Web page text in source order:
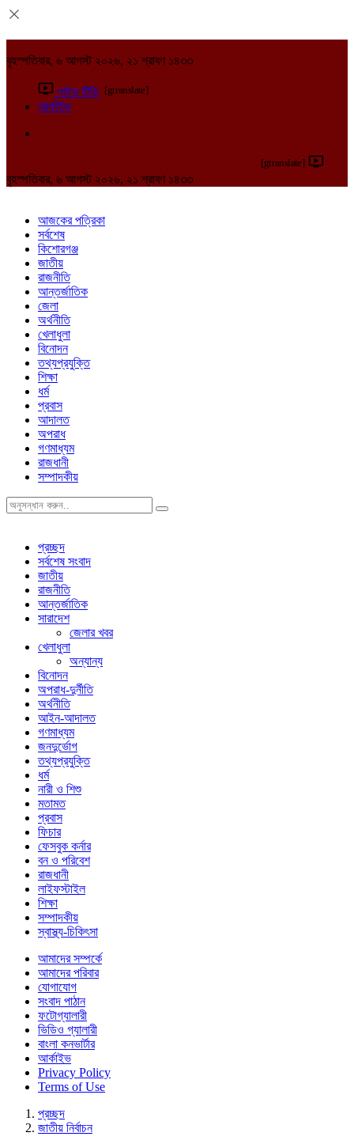
বৃহস্পতিবার, ৬ আগস্ট ২০২৬, ২১ শ্রাবণ ১৪৩৩
লাইভ টিভি [gtranslate]
আর্কাইভ
[gtranslate]
বৃহস্পতিবার, ৬ আগস্ট ২০২৬, ২১ শ্রাবণ ১৪৩৩
আজকের পত্রিকা
সর্বশেষ
কিশোরগঞ্জ
জাতীয়
রাজনীতি
আন্তর্জাতিক
জেলা
অর্থনীতি
খেলাধুলা
বিনোদন
তথ্যপ্রযুক্তি
শিক্ষা
ধর্ম
প্রবাস
আদালত
অপরাধ
গণমাধ্যম
রাজধানী
সম্পাদকীয়
প্রচ্ছদ
সর্বশেষ সংবাদ
জাতীয়
রাজনীতি
আন্তর্জাতিক
সারাদেশ
জেলার খবর
খেলাধুলা
অন্যান্য
বিনোদন
অপরাধ-দুর্নীতি
অর্থনীতি
আইন-আদালত
গণমাধ্যম
জনদুর্ভোগ
তথ্যপ্রযুক্তি
ধর্ম
নারী ও শিশু
মতামত
প্রবাস
ফিচার
ফেসবুক কর্নার
বন ও পরিবেশ
রাজধানী
লাইফস্টাইল
শিক্ষা
সম্পাদকীয়
স্বাস্থ্য-চিকিৎসা
আমাদের সম্পর্কে
আমাদের পরিবার
যোগাযোগ
সংবাদ পাঠান
ফটোগ্যালারী
ভিডিও গ্যালারী
বাংলা কনভার্টার
আর্কাইভ
Privacy Policy
Terms of Use
প্রচ্ছদ
জাতীয় নির্বাচন